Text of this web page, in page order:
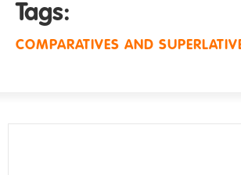
Tags:
COMPARATIVES AND